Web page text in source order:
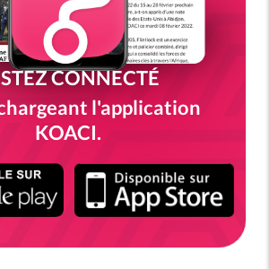
CONNECTÉ
l'application
KOACI.